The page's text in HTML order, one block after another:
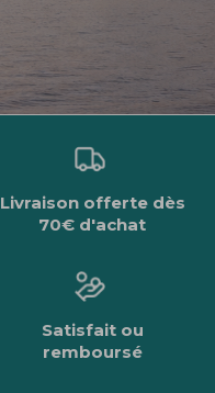
Livraison offerte dès
70€ d'achat
Satisfait ou
remboursé